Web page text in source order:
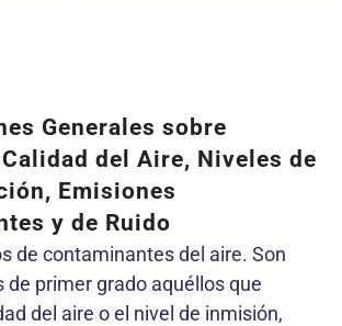
Generales sobre
del Aire, Niveles de
Emisiones
y de Ruido
de contaminantes del aire. Son
primer grado aquéllos que
del aire o el nivel de inmisión,